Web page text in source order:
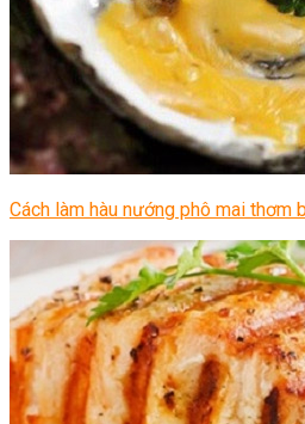
Cách làm hàu nướng phô mai thơm